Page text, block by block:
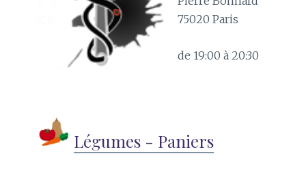
75020 Paris
de 19:00 à 20:30
Légumes - Paniers